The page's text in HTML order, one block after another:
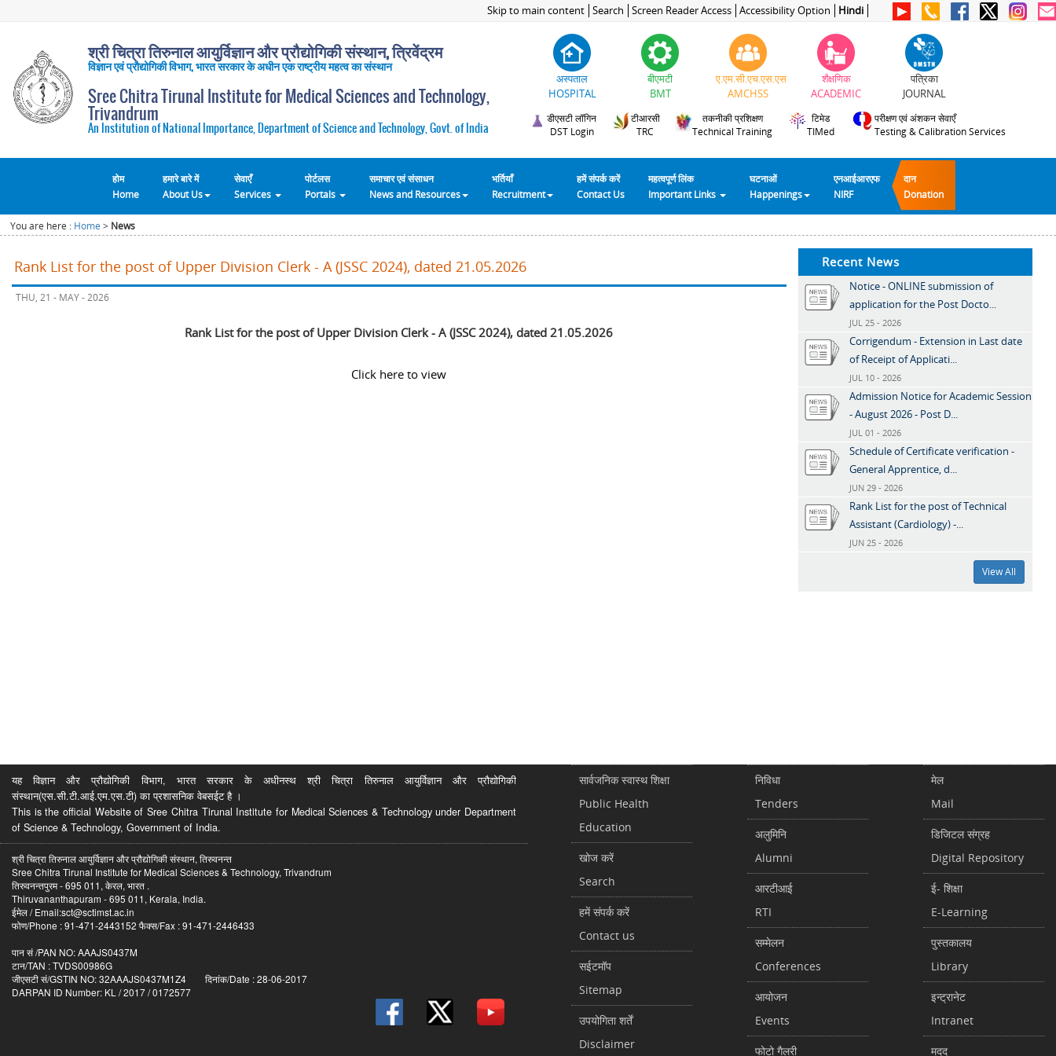
Skip to main content Search Screen Reader Access Accessibility Option Hindi
श्री चित्रा तिरुनाल आयुर्विज्ञान और प्रौद्योगिकी संस्थान, त्रिवेंद्रम
विज्ञान एवं प्रौद्योगिकी विभाग, भारत सरकार के अधीन एक राष्ट्रीय महत्व का संस्थान
Sree Chitra Tirunal Institute for Medical Sciences and Technology,
Trivandrum
An Institution of National Importance, Department of Science and Technology, Govt. of India
अस्पताल
HOSPITAL
बीएमटी
BMT
ए.एम.सी.एच.एस.एस
AMCHSS
शैक्षणिक
ACADEMIC
पत्रिका
JOURNAL
डीएसटी लॉगिन
DST Login
टीआरसी
TRC
तकनीकी प्रशिक्षण
Technical Training
टिमेड
TIMed
परीक्षण एवं अंशकन सेवाएँ
Testing & Calibration Services
होम
Home
हमारे बारे में
About Us
सेवाएँ
Services
पोर्टलस
Portals
समाचार एवं संसाधन
News and Resources
भर्तियाँ
Recruitment
हमें संपर्क करें
Contact Us
महत्वपूर्ण लिंक
Important Links
घटनाओं
Happenings
एनआईआरएफ
NIRF
दान
Donation
You are here : Home > News
Rank List for the post of Upper Division Clerk - A (JSSC 2024), dated 21.05.2026
THU, 21 - MAY - 2026
Rank List for the post of Upper Division Clerk - A (JSSC 2024), dated 21.05.2026
Click here to view
Recent News
Notice - ONLINE submission of
application for the Post Docto...
JUL 25 - 2026
Corrigendum - Extension in Last date
of Receipt of Applicati...
JUL 10 - 2026
Admission Notice for Academic Session
- August 2026 - Post D...
JUL 01 - 2026
Schedule of Certificate verification -
General Apprentice, d...
JUN 29 - 2026
Rank List for the post of Technical
Assistant (Cardiology) -...
JUN 25 - 2026
View All
यह विज्ञान और प्रौद्योगिकी विभाग, भारत सरकार के अधीनस्थ श्री चित्रा तिरुनाल आयुर्विज्ञान और प्रौद्योगिकी
संस्थान(एस.सी.टी.आई.एम.एस.टी) का प्रशासनिक वेबसईट है ।
This is the official Website of Sree Chitra Tirunal Institute for Medical Sciences & Technology under Department
of Science & Technology, Government of India.
श्री चित्रा तिरुनाल आयुर्विज्ञान और प्रौद्योगिकी संस्थान, तिरुवनन्त
Sree Chitra Tirunal Institute for Medical Sciences & Technology, Trivandrum
तिरुवनन्तपुरम - 695 011, केरल, भारत .
Thiruvananthapuram - 695 011, Kerala, India.
ईमेल / Email:sct@sctimst.ac.in
फोण/Phone : 91-471-2443152 फैक्स/Fax : 91-471-2446433
पान सं /PAN NO: AAAJS0437M
टान/TAN : TVDS00986G
जीएसटी सं/GSTIN NO: 32AAAJS0437M1Z4 दिनांक/Date : 28-06-2017
DARPAN ID Number: KL / 2017 / 0172577
सार्वजनिक स्वास्थ शिक्षा
Public Health
Education
खोज करें
Search
हमें संपर्क करें
Contact us
सईटमॉप
Sitemap
उपयोगिता शर्तें
Disclaimer
निविधा
Tenders
अलुमिनि
Alumni
आरटीआई
RTI
सम्मेलन
Conferences
आयोजन
Events
फोटो गैलरी
मेल
Mail
डिजिटल संग्रह
Digital Repository
ई- शिक्षा
E-Learning
पुस्तकालय
Library
इन्ट्रानेट
Intranet
मदद